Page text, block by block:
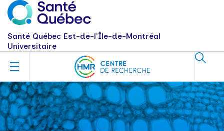
Santé Québec Est-de-l'Île-de-Montréal
Universitaire